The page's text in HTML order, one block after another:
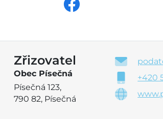
Zřizovatel
Obec Písečná
Písečná 123,
790 82, Písečná
+420